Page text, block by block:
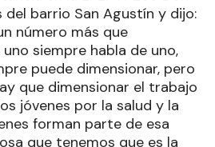
del barrio San Agustín y dijo:
número más que
siempre habla de uno,
puede dimensionar, pero
que dimensionar el trabajo
jóvenes por la salud y la
forman parte de esa
que tenemos que es la